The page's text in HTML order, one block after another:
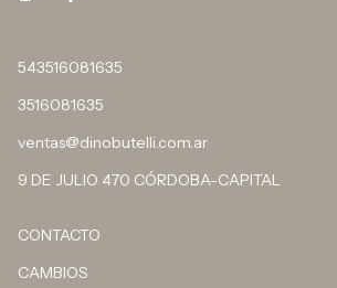
543516081635
3516081635
ventas@dinobutelli.com.ar
9 DE JULIO 470 CÓRDOBA-CAPITAL
CONTACTO
CAMBIOS